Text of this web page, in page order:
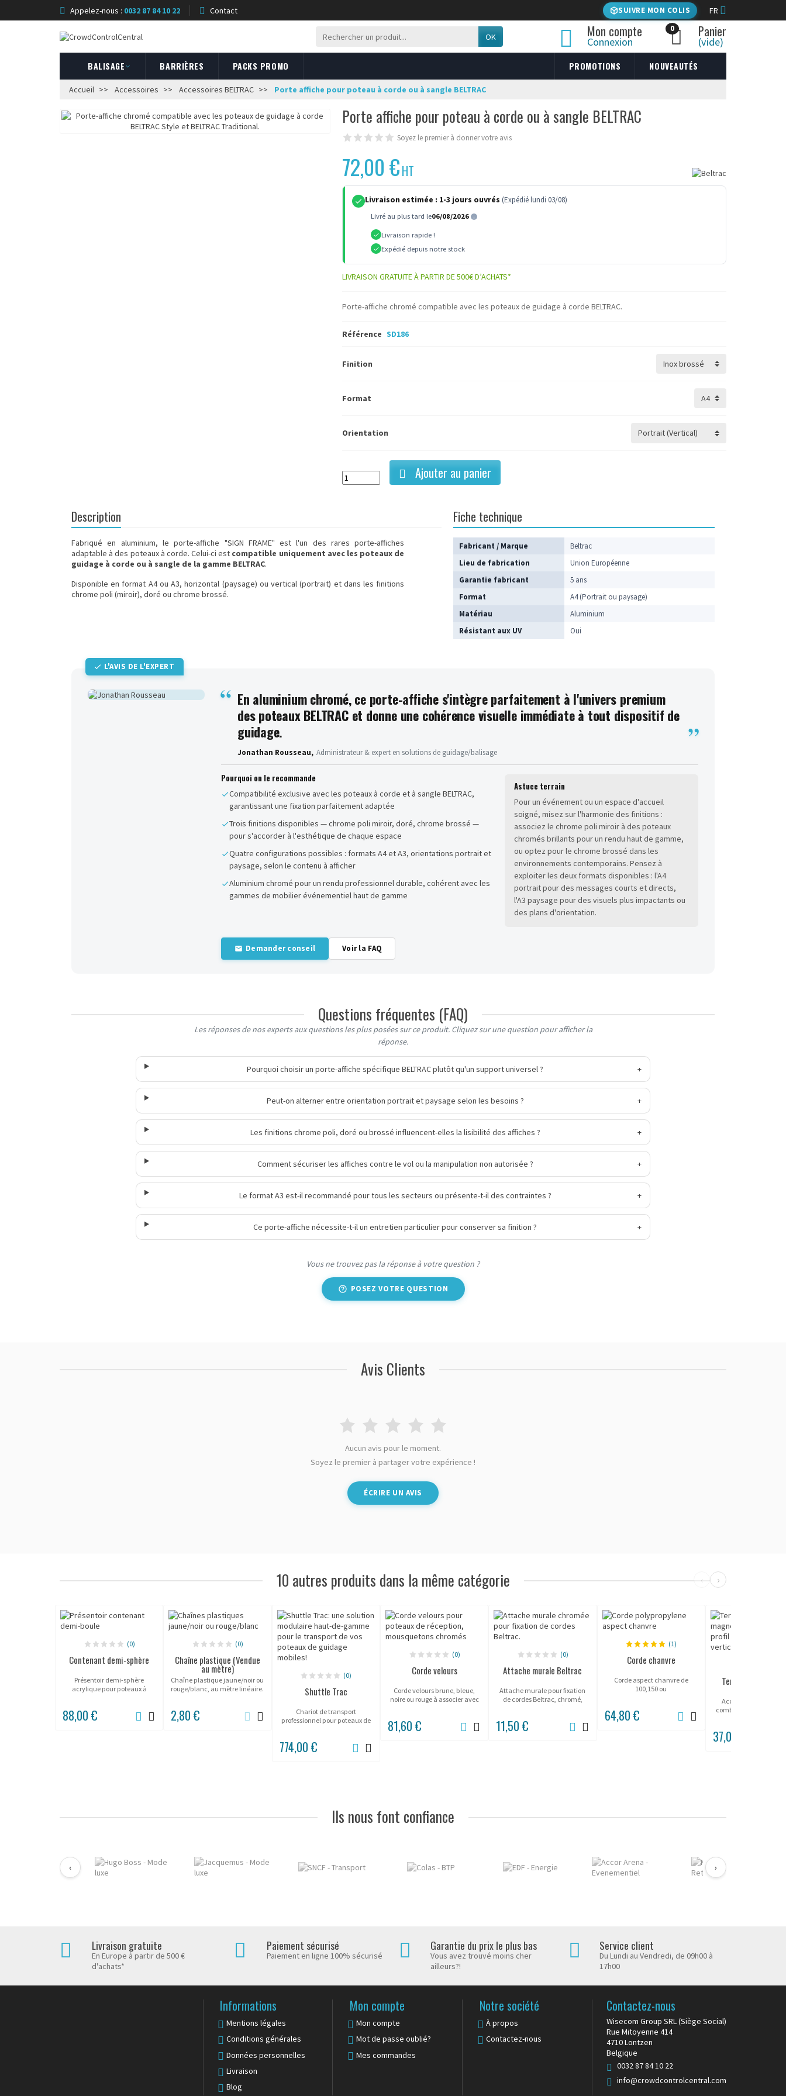
Appelez-nous : 0032 87 84 10 22 Contact SUIVRE MON COLIS FR
OK Mon compte
Connexion
0 Panier
(vide)
BALISAGE BARRIÈRES PACKS PROMO PROMOTIONS NOUVEAUTÉS
Accueil Accessoires Accessoires BELTRAC Porte affiche pour poteau à corde ou à sangle BELTRAC
Porte affiche pour poteau à corde ou à sangle BELTRAC
Soyez le premier à donner votre avis
72,00 €HT
Livraison estimée : 1-3 jours ouvrés (Expédié lundi 03/08)
Livré au plus tard le06/08/2026
Livraison rapide !
Expédié depuis notre stock
LIVRAISON GRATUITE À PARTIR DE 500€ D’ACHATS*
Porte-affiche chromé compatible avec les poteaux de guidage à corde BELTRAC.
Référence SD186
Finition
Format
Orientation
Ajouter au panier
Description
Fabriqué en aluminium, le porte-affiche "SIGN FRAME" est l'un des rares porte-affiches
adaptable à des poteaux à corde. Celui-ci est compatible uniquement avec les poteaux de
guidage à corde ou à sangle de la gamme BELTRAC.
Disponible en format A4 ou A3, horizontal (paysage) ou vertical (portrait) et dans les finitions
chrome poli (miroir), doré ou chrome brossé.
Fiche technique
Fabricant / Marque
Beltrac
Lieu de fabrication
Union Européenne
Garantie fabricant
5 ans
Format
A4 (Portrait ou paysage)
Matériau
Aluminium
Résistant aux UV
Oui
L'AVIS DE L'EXPERT
En aluminium chromé, ce porte-affiche s'intègre parfaitement à l'univers premium
des poteaux BELTRAC et donne une cohérence visuelle immédiate à tout dispositif de
guidage.
Jonathan Rousseau, Administrateur & expert en solutions de guidage/balisage
Pourquoi on le recommande
Compatibilité exclusive avec les poteaux à corde et à sangle BELTRAC,
garantissant une fixation parfaitement adaptée
Trois finitions disponibles — chrome poli miroir, doré, chrome brossé —
pour s'accorder à l'esthétique de chaque espace
Quatre configurations possibles : formats A4 et A3, orientations portrait et
paysage, selon le contenu à afficher
Aluminium chromé pour un rendu professionnel durable, cohérent avec les
gammes de mobilier événementiel haut de gamme
Astuce terrain
Pour un événement ou un espace d'accueil
soigné, misez sur l'harmonie des finitions :
associez le chrome poli miroir à des poteaux
chromés brillants pour un rendu haut de gamme,
ou optez pour le chrome brossé dans les
environnements contemporains. Pensez à
exploiter les deux formats disponibles : l'A4
portrait pour des messages courts et directs,
l'A3 paysage pour des visuels plus impactants ou
des plans d'orientation.
Demander conseil Voir la FAQ
Questions fréquentes (FAQ)
Les réponses de nos experts aux questions les plus posées sur ce produit. Cliquez sur une question pour afficher la
réponse.
Pourquoi choisir un porte-affiche spécifique BELTRAC plutôt qu'un support universel ? +
Peut-on alterner entre orientation portrait et paysage selon les besoins ? +
Les finitions chrome poli, doré ou brossé influencent-elles la lisibilité des affiches ? +
Comment sécuriser les affiches contre le vol ou la manipulation non autorisée ? +
Le format A3 est-il recommandé pour tous les secteurs ou présente-t-il des contraintes ? +
Ce porte-affiche nécessite-t-il un entretien particulier pour conserver sa finition ? +
Vous ne trouvez pas la réponse à votre question ?
POSEZ VOTRE QUESTION
Avis Clients
Aucun avis pour le moment.
Soyez le premier à partager votre expérience !
ÉCRIRE UN AVIS
10 autres produits dans la même catégorie ‹ ›
(0)
Contenant demi-sphère
Présentoir demi-sphère
acrylique pour poteaux à
88,00 €
(0)
Chaîne plastique (Vendue
au mètre)
Chaîne plastique jaune/noir ou
rouge/blanc, au mètre linéaire.
2,80 €
(0)
Shuttle Trac
Chariot de transport
professionnel pour poteaux de
774,00 €
(0)
Corde velours
Corde velours brune, bleue,
noire ou rouge à associer avec
poteaux à cordon Beltrac.
81,60 €
(0)
Attache murale Beltrac
Attache murale pour fixation
de cordes Beltrac, chromé,
doré ou brossé.
11,50 €
(1)
Corde chanvre
Corde aspect chanvre de
100,150 ou
64,80 €
Terminaison de
Accessoire
combiner avec
37,00 €
Ils nous font confiance
‹ ›
Livraison gratuite
En Europe à partir de 500 €
d'achats*
Paiement sécurisé
Paiement en ligne 100% sécurisé
Garantie du prix le plus bas
Vous avez trouvé moins cher
ailleurs?!
Service client
Du Lundi au Vendredi, de 09h00 à
17h00
Informations
Mentions légales
Conditions générales
Données personnelles
Livraison
Blog
Mon compte
Mon compte
Mot de passe oublié?
Mes commandes
Notre société
À propos
Contactez-nous
Contactez-nous
Wisecom Group SRL (Siège Social)
Rue Mitoyenne 414
4710 Lontzen
Belgique
0032 87 84 10 22
info@crowdcontrolcentral.com